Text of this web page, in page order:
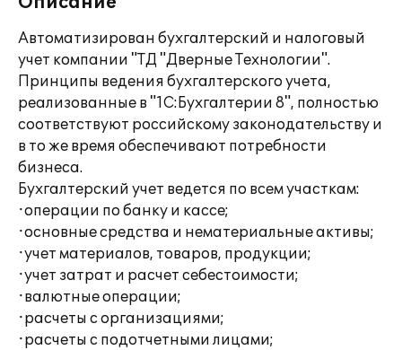
Автоматизирован бухгалтерский и налоговый
учет компании "ТД "Дверные Технологии".
Принципы ведения бухгалтерского учета,
реализованные в "1С:Бухгалтерии 8", полностью
соответствуют российскому законодательству и
в то же время обеспечивают потребности
бизнеса.
Бухгалтерский учет ведется по всем участкам:
·операции по банку и кассе;
·основные средства и нематериальные активы;
·учет материалов, товаров, продукции;
·учет затрат и расчет себестоимости;
·валютные операции;
·расчеты с организациями;
·расчеты с подотчетными лицами;